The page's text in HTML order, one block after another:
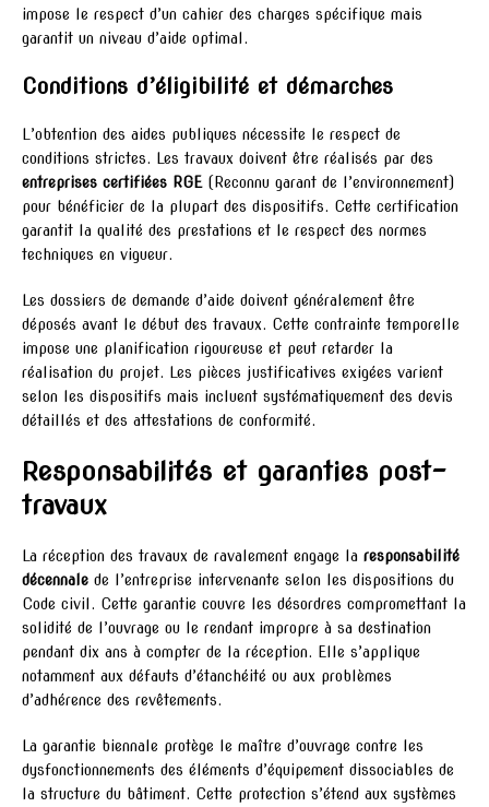
impose le respect d’un cahier des charges spécifique mais
garantit un niveau d’aide optimal.
Conditions d’éligibilité et démarches
L’obtention des aides publiques nécessite le respect de
conditions strictes. Les travaux doivent être réalisés par des
entreprises certifiées RGE(Reconnu garant de l’environnement)
pour bénéficier de la plupart des dispositifs. Cette certification
garantit la qualité des prestations et le respect des normes
techniques en vigueur.
Les dossiers de demande d’aide doivent généralement être
déposés avant le début des travaux. Cette contrainte temporelle
impose une planification rigoureuse et peut retarder la
réalisation du projet. Les pièces justificatives exigées varient
selon les dispositifs mais incluent systématiquement des devis
détaillés et des attestations de conformité.
Responsabilités et garanties post-
travaux
La réception des travaux de ravalement engage la responsabilité
décennale de l’entreprise intervenante selon les dispositions du
Code civil. Cette garantie couvre les désordres compromettant la
solidité de l’ouvrage ou le rendant impropre à sa destination
pendant dix ans à compter de la réception. Elle s’applique
notamment aux défauts d’étanchéité ou aux problèmes
d’adhérence des revêtements.
La garantie biennale protège le maître d’ouvrage contre les
dysfonctionnements des éléments d’équipement dissociables de
la structure du bâtiment. Cette protection s’étend aux systèmes